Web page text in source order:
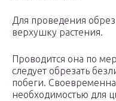
Для проведения
верхушку растения.
Проводится она по
следует обрезать
побеги.
необходимостью для